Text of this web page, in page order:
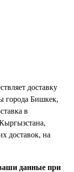
доставку
города Бишкек,
в
доставок, на
данные при